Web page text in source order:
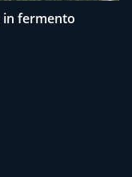
in fermento